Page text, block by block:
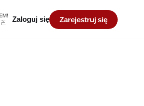
Zaloguj się Zarejestruj się